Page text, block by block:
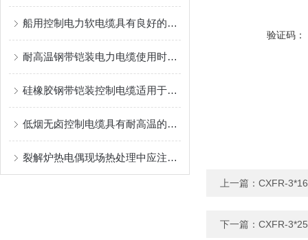
船用控制电力软电缆具有良好的电气性能
耐高温钢带铠装电力电缆使用时需注意以下几点
硅橡胶钢带铠装控制电缆适用于各种工业自动化领域
低烟无卤控制电缆具有耐高温的特点
裂解炉热电偶现场热处理中应注意下列情况
验证码：
上一篇： CXFR-
下一篇： CXFR-